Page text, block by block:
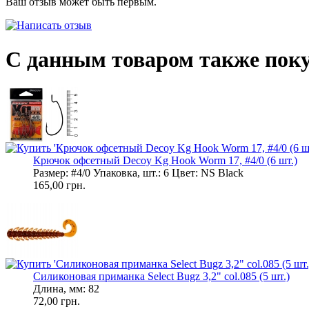
С данным товаром также
Крючок офсетный Decoy Kg Hook Worm 17, #4/0 (6 шт.)
Размер: #4/0 Упаковка, шт.: 6 Цвет: NS Black
165,00 грн.
Силиконовая приманка Select Bugz 3,2" col.085 (5 шт.)
Длина, мм: 82
72,00 грн.